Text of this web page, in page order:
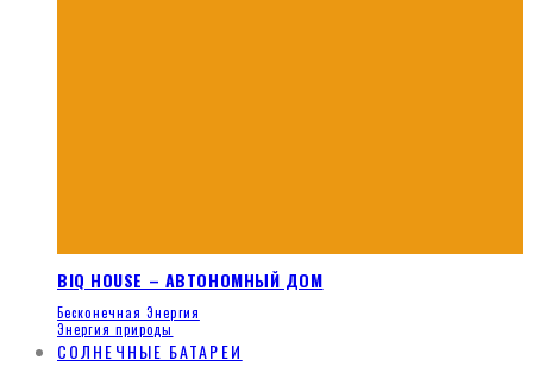
BIQ HOUSE – АВТОНОМНЫЙ ДОМ
Бесконечная Энергия
Энергия природы
СОЛНЕЧНЫЕ БАТАРЕИ